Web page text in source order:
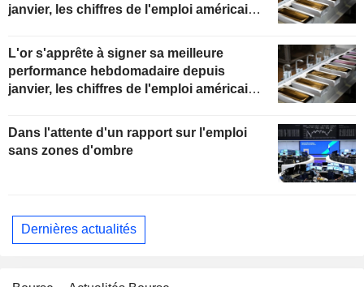
janvier, les chiffres de l'emploi américain
L'or s'apprête à signer sa meilleure
performance hebdomadaire depuis
janvier, les chiffres de l'emploi américain
Dans l'attente d'un rapport sur l'emploi
sans zones d'ombre
Dernières actualités